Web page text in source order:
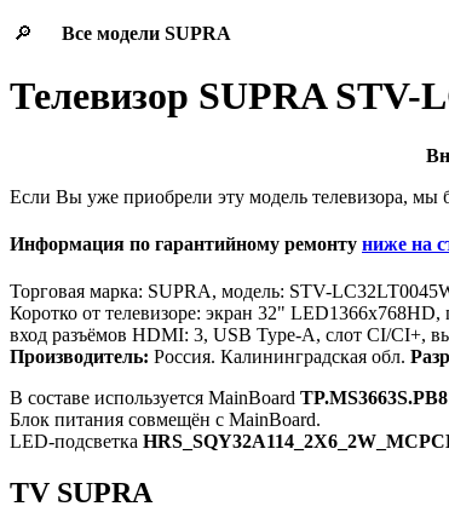
🔎 Все модели SUPRA
Телевизор SUPRA STV-
Если Вы уже приобрели эту модель телевизора, мы
Информация по гарантийному ремонту ниже на
Торговая марка: SUPRA, модель: STV-
Коротко от телевизоре: экран 32"
вход разъёмов HDMI: 3, USB Type-A, слот CI/CI+,
Производитель: Россия. Калининградская обл.
В составе используется MainBoard
Блок питания совмещён с MainBoard.
LED-подсветка
TV SUPRA